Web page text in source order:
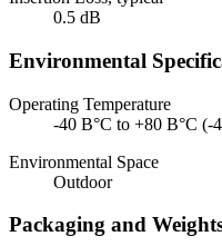
0.5 dB
Environmental
Operating Temperature
-40 В°C to +80 В°C (-
Environmental Space
Outdoor
Packaging and